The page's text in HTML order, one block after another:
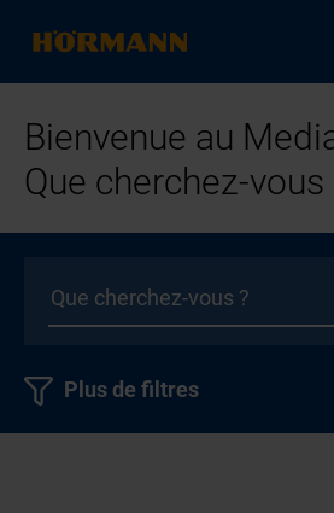
Bienvenue au
Que cherchez-vous
Plus de filtres